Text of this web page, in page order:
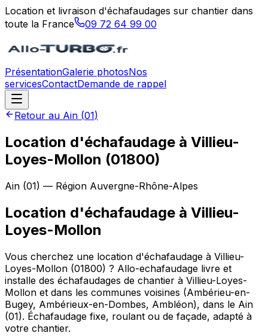
Location et livraison d'échafaudages sur chantier dans
toute la France
09 72 64 99 00
PrésentationGalerie photosNos
servicesContactDemande de rappel
Retour au Ain (01)
Location d'échafaudage à Villieu-
Loyes-Mollon (01800)
Ain (01) — Région Auvergne-Rhône-Alpes
Location d'échafaudage à Villieu-
Loyes-Mollon
Vous cherchez une location d'échafaudage à Villieu-
Loyes-Mollon (01800) ? Allo-echafaudage livre et
installe des échafaudages de chantier à Villieu-Loyes-
Mollon et dans les communes voisines (Ambérieu-en-
Bugey, Ambérieux-en-Dombes, Ambléon), dans le Ain
(01). Échafaudage fixe, roulant ou de façade, adapté à
votre chantier.